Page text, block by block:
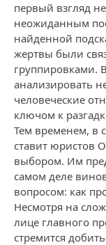
первый взгляд
неожиданным
найденной
жертвы были
группировками.
анализировать
человеческие
ключом к
Тем временем, в
ставит юристов
выбором. Им
самом деле
вопросом: как
Несмотря на
лице главного
стремится